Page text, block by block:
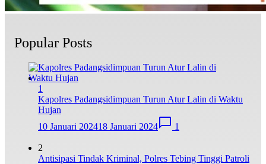
Popular Posts
1
Kapolres Padangsidimpuan Turun Atur Lalin di Waktu
Hujan
10 Januari 202418 Januari 2024 1
2
Antisipasi Tindak Kriminal, Polres Tebing Tinggi Patroli